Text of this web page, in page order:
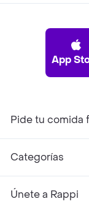
App
Pide tu comida
Categorías
Únete a Rappi